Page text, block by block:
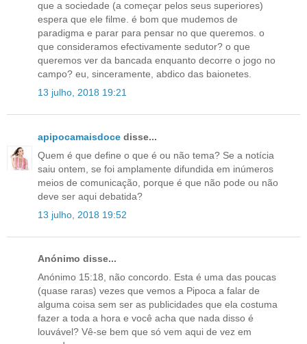
que a sociedade (a começar pelos seus superiores)
espera que ele filme. é bom que mudemos de
paradigma e parar para pensar no que queremos. o
que consideramos efectivamente sedutor? o que
queremos ver da bancada enquanto decorre o jogo no
campo? eu, sinceramente, abdico das baionetes.
13 julho, 2018 19:21
apipocamaisdoce disse...
Quem é que define o que é ou não tema? Se a notícia
saiu ontem, se foi amplamente difundida em inúmeros
meios de comunicação, porque é que não pode ou não
deve ser aqui debatida?
13 julho, 2018 19:52
Anónimo disse...
Anónimo 15:18, não concordo. Esta é uma das poucas
(quase raras) vezes que vemos a Pipoca a falar de
alguma coisa sem ser as publicidades que ela costuma
fazer a toda a hora e você acha que nada disso é
louvável? Vê-se bem que só vem aqui de vez em